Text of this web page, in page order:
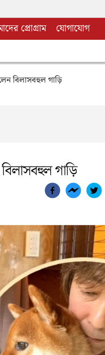
প্রোগ্রাম যোগাযোগ
বিলাসবহুল গাড়ি
গাড়ি